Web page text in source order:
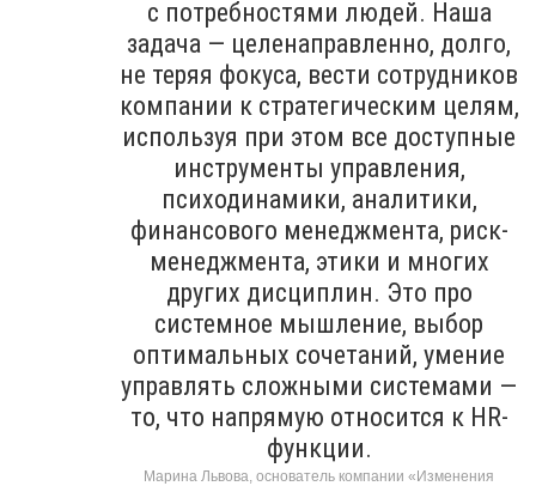
с потребностями людей. Наша
задача — целенаправленно, долго,
не теряя фокуса, вести сотрудников
компании к стратегическим целям,
используя при этом все доступные
инструменты управления,
психодинамики, аналитики,
финансового менеджмента, риск-
менеджмента, этики и многих
других дисциплин. Это про
системное мышление, выбор
оптимальных сочетаний, умение
управлять сложными системами —
то, что напрямую относится к HR-
функции.
Марина Львова, основатель компании «Изменения